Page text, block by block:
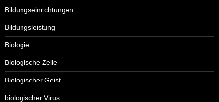
Bildungseinrichtungen
Bildungsleistung
Biologie
Biologische Zelle
Biologischer Geist
biologischer Virus